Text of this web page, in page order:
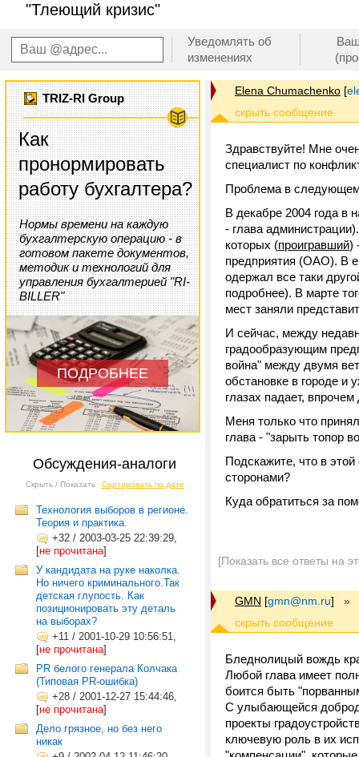
"Тлеющий кризис"
Уведомлять об
изменениях
TRIZ-RI Group
Как
пронормировать
работу бухгалтера?
Нормы времени на каждую
бухгалтерскую операцию - в
готовом пакете документов,
методик и технологий для
управления бухгалтерией "RI-
BILLER"
ПОДРОБНЕЕ
Обсуждения-аналоги
Скрыть / Показать Сортировать по дате
Технология выборов в регионе.
Теория и практика.
+32 / 2003-03-25 22:39:29,
[не прочитана]
У кандидата на руке наколка.
Но ничего криминального.Так
детская глупость. Как
позиционировать эту деталь
на выборах?
+11 / 2001-10-29 10:56:51,
[не прочитана]
PR белого генерала Колчака
(Типовая PR-ошибка)
+28 / 2001-12-27 15:44:46,
[не прочитана]
Дело грязное, но без него
никак
Elena Chumachenko [
Здравствуйте! Мне
специалист по
Проблема в
В декабре 2004 года в
- глава
которых (проигравший)
предприятия (ОАО). В
одержал все таки
подробнее). В марте
мест заняли
И сейчас, между
градообразующим
война" между двумя
обстановке в городе и
глазах падает,
Меня только что
глава - "зарыть топор
Подскажите, что в
сторонами?
Куда обратиться за
[Показать все ответы на
GMN [gmn@nm.ru] »
Бледнолицый вождь
Любой глава имеет
боится быть
С улыбающейся
проекты
ключевую роль в их